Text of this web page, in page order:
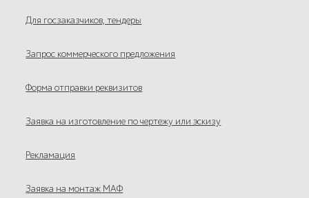
Для госзаказчиков, тендеры
Запрос коммерческого предложения
Форма отправки реквизитов
Заявка на изготовление по чертежу или эскизу
Рекламация
Заявка на монтаж МАФ